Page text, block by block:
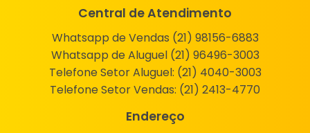
Central de Atendimento
Whatsapp de Vendas (21) 98156-6883
Whatsapp de Aluguel (21) 96496-3003
Telefone Setor Aluguel: (21) 4040-3003
Telefone Setor Vendas: (21) 2413-4770
Endereço